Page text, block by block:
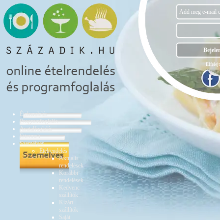
Ételrendelés
Programfoglalás
Asztalfoglalás
Éttermek
Személyes
Ételrendelés
Aktuális
rendelések
Korábbi
rendelések
Kedvenc
szállítók
Kizárt
szállítók
Saját